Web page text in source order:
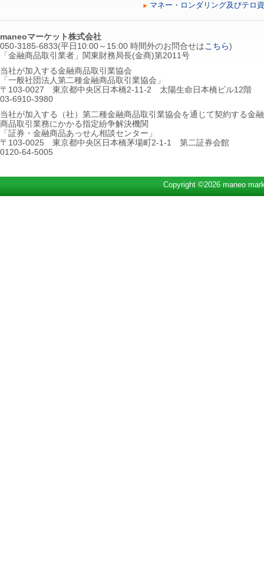
マネー・ロンダリング及びテロ
maneoマーケット株式会社
050-3185-6833(平日10:00～15:00 時間外のお問合せは こちら)
「金融商品取引業者」関東財務局長(金商)第2011号
当社が加入する金融商品取引業協会
「一般社団法人第二種金融商品取引業協会」
〒103-0027 東京都中央区日本橋2-11-2 太陽生命日本橋ビル12階
03-6910-3980
当社が加入する（社）第二種金融商品取引業協会を通じて契約する金融
商品取引業務にかかる指定紛争解決機関
「証券・金融商品あっせん相談センター」
〒103-0025 東京都中央区日本橋茅場町2-1-1 第二証券会館
0120-64-5005
Copyright ©2026 maneo